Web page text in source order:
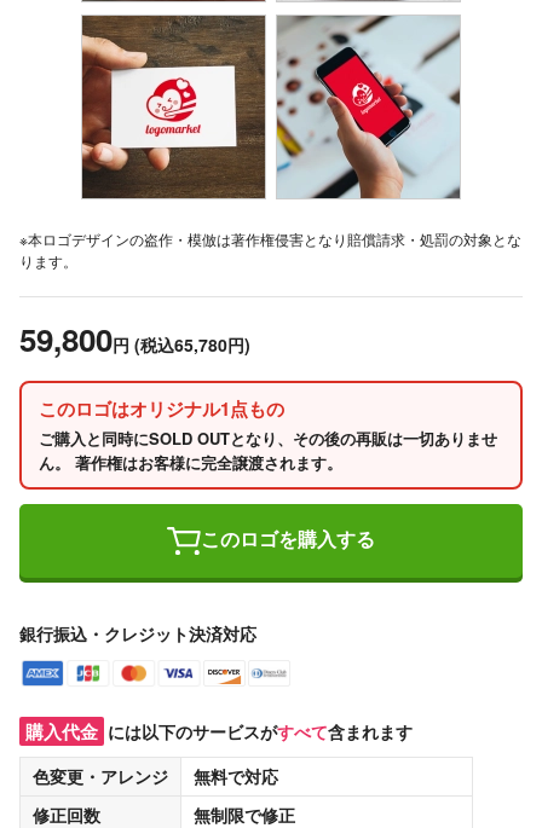
※本ロゴデザインの盗作・模倣は著作権侵害となり賠償請求・処罰の対象とな
ります。
59,800円 (税込65,780円)
このロゴはオリジナル1点もの
ご購入と同時にSOLD OUTとなり、その後の再販は一切ありませ
ん。 著作権はお客様に完全譲渡されます。
このロゴを購入する
銀行振込・クレジット決済対応
購入代金 には以下のサービスがすべて含まれます
色変更・アレンジ
無料で対応
修正回数
無制限で修正